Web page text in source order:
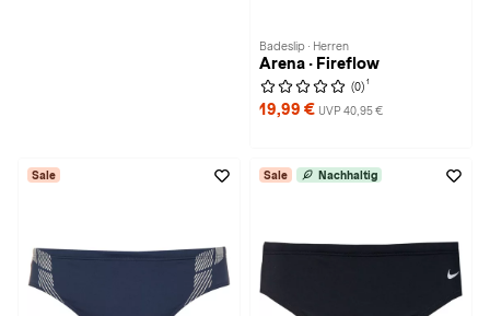
Badeslip · Herren
Arena · Fireflow
(0) 1
19,99 € UVP 40,95 €
Sale Sale Nachhaltig